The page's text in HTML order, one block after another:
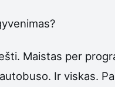
Maistas per
Ir viskas.